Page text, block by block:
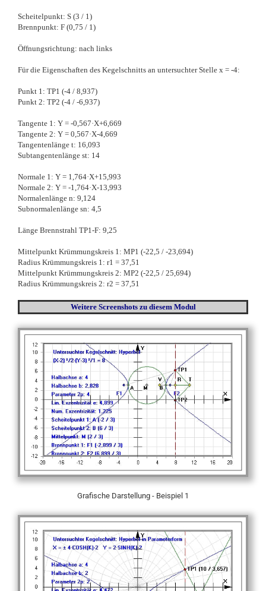
Scheitelpunkt: S (3 / 1)
Brennpunkt: F (0,75 / 1)
Öffnungsrichtung: nach links
Für die Eigenschaften des Kegelschnitts an untersuchter Stelle x = -4:
Punkt 1: TP1 (-4 / 8,937)
Punkt 2: TP2 (-4 / -6,937)
Tangente 1: Y = -0,567·X+6,669
Tangente 2: Y = 0,567·X-4,669
Tangentenlänge t: 16,093
Subtangentenlänge st: 14
Normale 1: Y = 1,764·X+15,993
Normale 2: Y = -1,764·X-13,993
Normalenlänge n: 9,124
Subnormalenlänge sn: 4,5
Länge Brennstrahl TP1-F: 9,25
Mittelpunkt Krümmungskreis 1: MP1 (-22,5 / -23,694)
Radius Krümmungskreis 1: r1 = 37,51
Mittelpunkt Krümmungskreis 2: MP2 (-22,5 / 25,694)
Radius Krümmungskreis 2: r2 = 37,51
Weitere Screenshots zu diesem Modul
Grafische Darstellung - Beispiel 1